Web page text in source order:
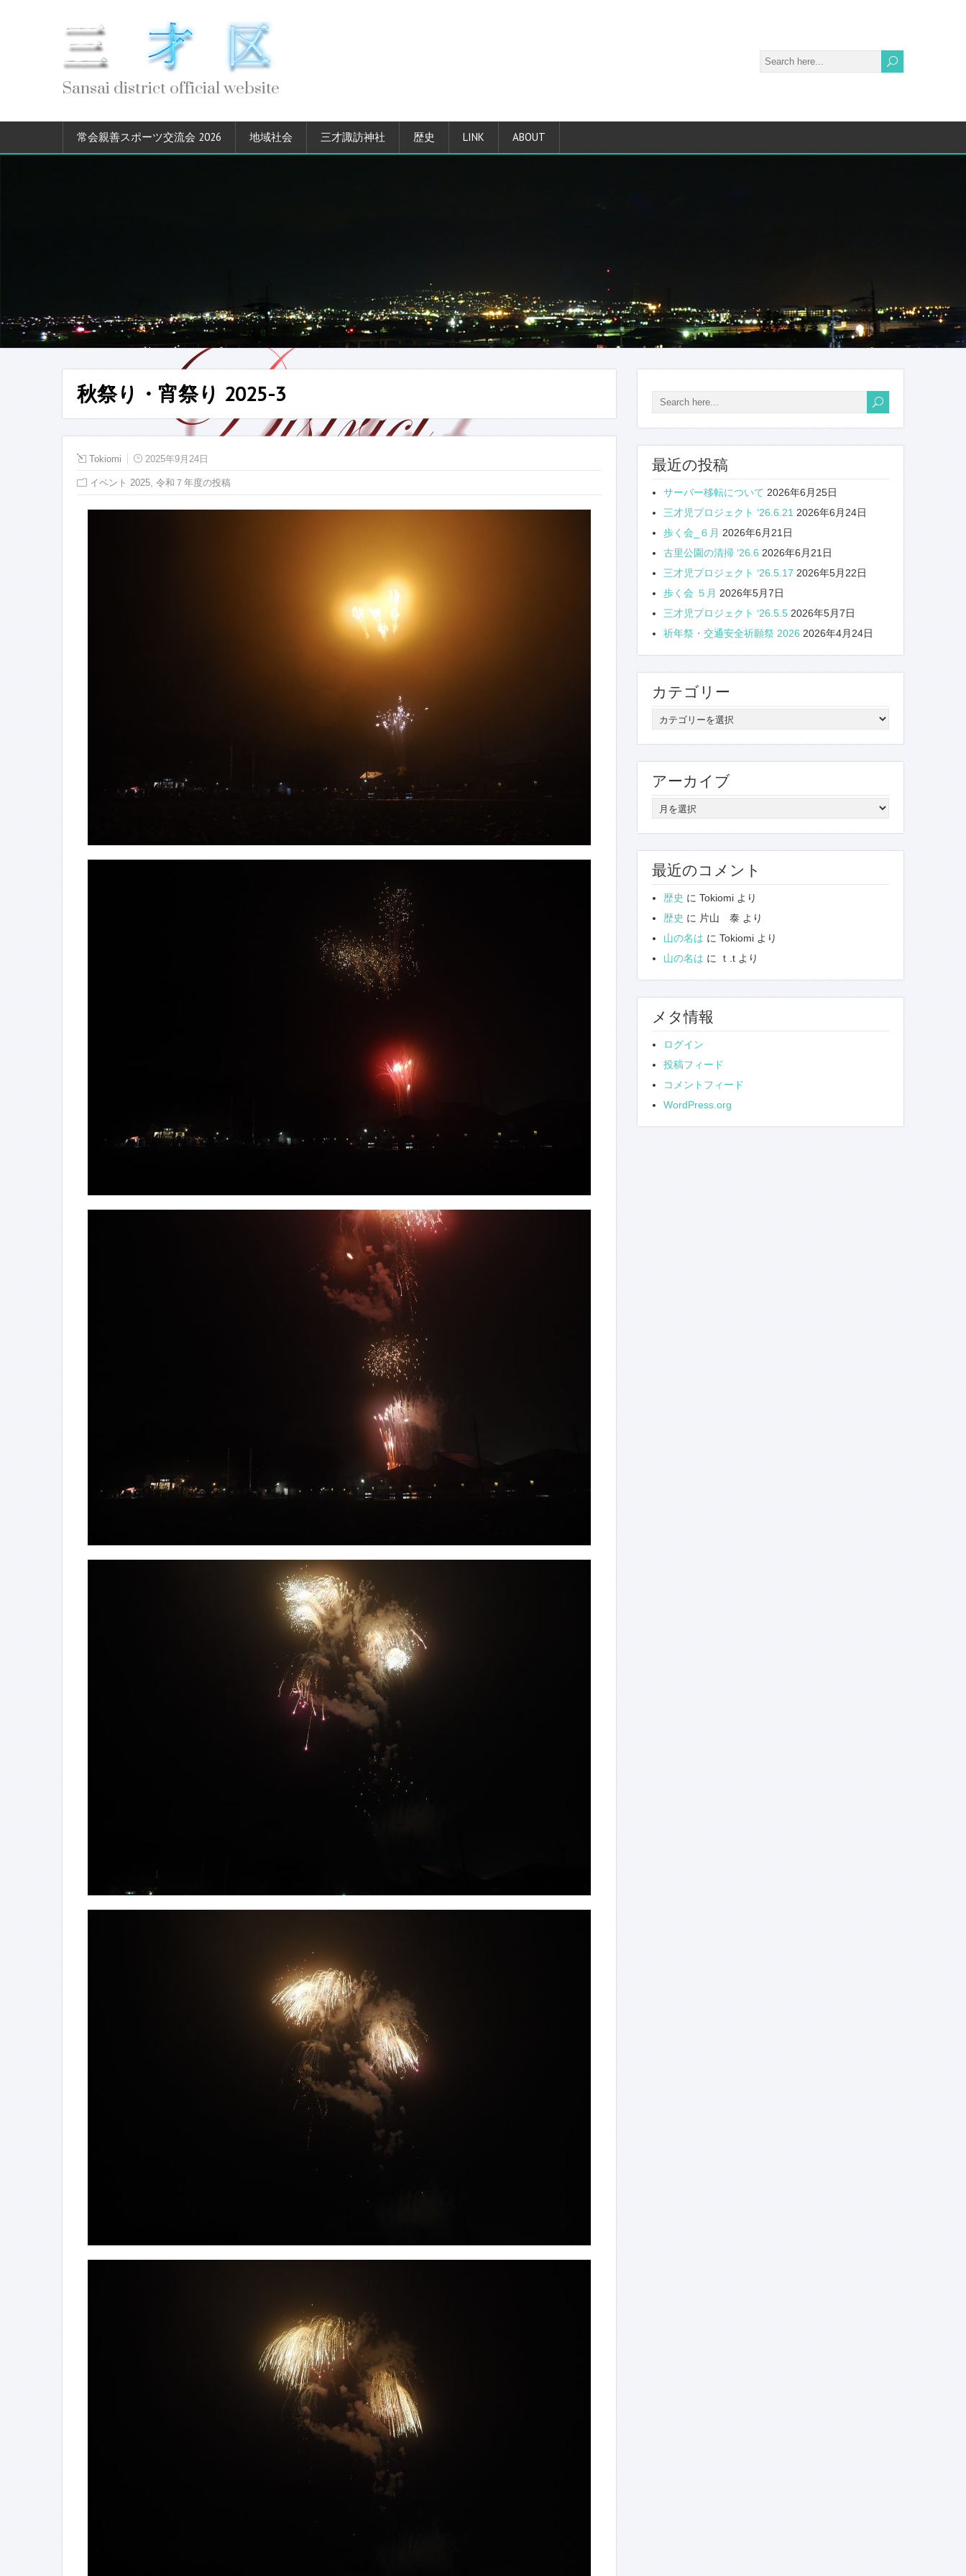
Sansai district official website
常会親善スポーツ交流会 2026 地域社会 三才諏訪神社 歴史 LINK ABOUT
秋祭り・宵祭り 2025-3
Tokiomi 2025年9月24日
イベント 2025 令和７年度の投稿
最近の投稿
サーバー移転について 2026年6月25日
三才児プロジェクト ‘26.6.21 2026年6月24日
歩く会_６月 2026年6月21日
古里公園の清掃 ‘26.6 2026年6月21日
三才児プロジェクト ‘26.5.17 2026年5月22日
歩く会 ５月 2026年5月7日
三才児プロジェクト ‘26.5.5 2026年5月7日
祈年祭・交通安全祈願祭 2026 2026年4月24日
カテゴリー
テ
ゴ
リ
ー
アーカイブ
ア
ー
カ
イ
ブ
最近のコメント
歴史 に Tokiomi より
歴史 に 片山 泰 より
山の名は に Tokiomi より
山の名は に ｔ.t より
メタ情報
ログイン
投稿フィード
コメントフィード
WordPress.org